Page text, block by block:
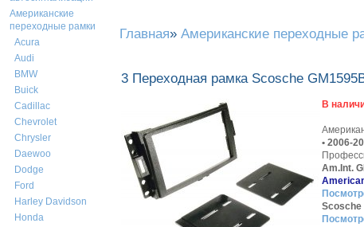
Американские
переходные рамки
Acura
Audi
BMW
Buick
Cadillac
Chevrolet
Chrysler
Daewoo
Dodge
Ford
Harley Davidson
Honda
Главная» Американские переходные
3 Переходная рамка Scosche
В
• 2006-
Am.Int.
Scosche